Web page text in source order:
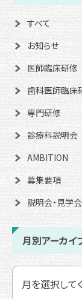
すべて
お知らせ
医師臨床研修
歯科医師臨床
専門研修
診療科説明会
AMBITION
募集要項
説明会・見学会
月別アーカイ